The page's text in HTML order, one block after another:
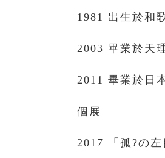
1981 出生於和
2003 畢業於天
2011 畢業於日
個展
2017 「孤?の